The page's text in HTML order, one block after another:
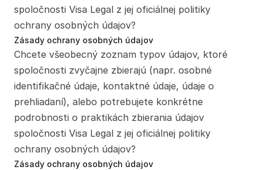
spoločnosti Visa Legal z jej oficiálnej politiky
ochrany osobných údajov?
Zásady ochrany osobných údajov
Chcete všeobecný zoznam typov údajov, ktoré
spoločnosti zvyčajne zbierajú (napr. osobné
identifikačné údaje, kontaktné údaje, údaje o
prehliadaní), alebo potrebujete konkrétne
podrobnosti o praktikách zbierania údajov
spoločnosti Visa Legal z jej oficiálnej politiky
ochrany osobných údajov?
Zásady ochrany osobných údajov